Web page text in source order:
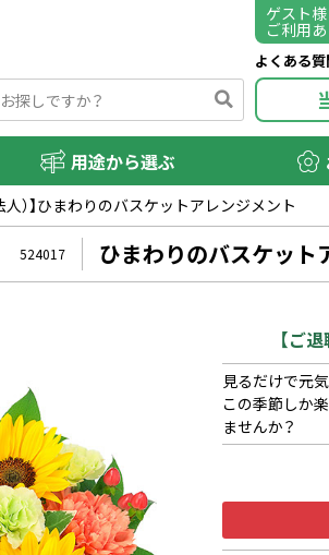
ゲスト様
ご利用
よくある質
用途から選ぶ
人）】ひまわりのバスケットアレンジメント
524017 ひまわりのバスケット
【ご
見るだけで元
この季節しか
ませんか？